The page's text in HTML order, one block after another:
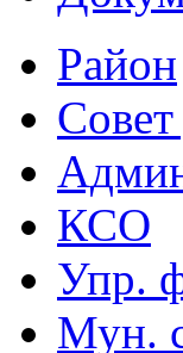
Район
Совет
КСО
Упр.
Мун.